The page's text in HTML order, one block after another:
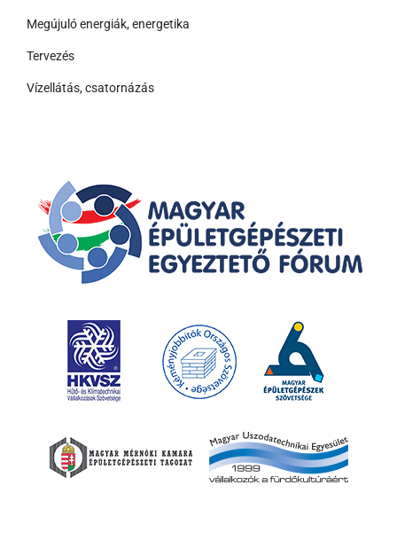
Megújuló energiák, energetika
Tervezés
Vízellátás, csatornázás